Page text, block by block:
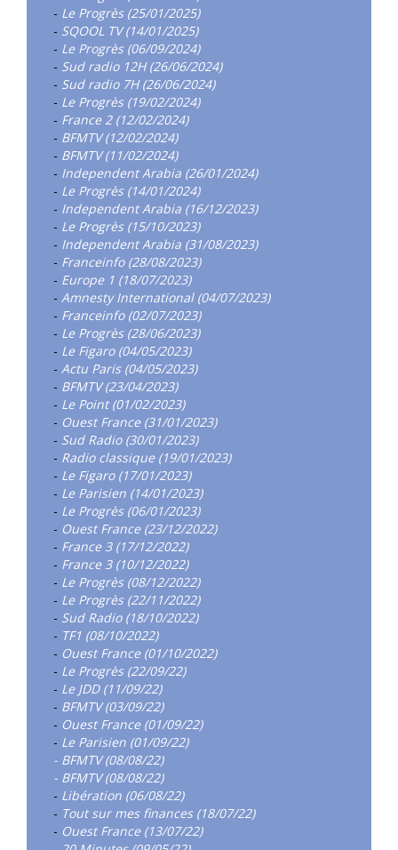
- Le Progrès (25/01/2025)
- SQOOL TV (14/01/2025)
- Le Progrès (06/09/2024)
- Sud radio 12H (26/06/2024)
- Sud radio 7H (26/06/2024)
- Le Progrès (19/02/2024)
- France 2 (12/02/2024)
- BFMTV (12/02/2024)
- BFMTV (11/02/2024)
- Independent Arabia (26/01/2024)
- Le Progrès (14/01/2024)
- Independent Arabia (16/12/2023)
- Le Progrès (15/10/2023)
- Independent Arabia (31/08/2023)
- Franceinfo (28/08/2023)
- Europe 1 (18/07/2023)
- Amnesty International (04/07/2023)
- Franceinfo (02/07/2023)
- Le Progrès (28/06/2023)
- Le Figaro (04/05/2023)
- Actu Paris (04/05/2023)
- BFMTV (23/04/2023)
- Le Point (01/02/2023)
- Ouest France (31/01/2023)
- Sud Radio (30/01/2023)
- Radio classique (19/01/2023)
- Le Figaro (17/01/2023)
- Le Parisien (14/01/2023)
- Le Progrès (06/01/2023)
- Ouest France (23/12/2022)
- France 3 (17/12/2022)
- France 3 (10/12/2022)
- Le Progrès (08/12/2022)
- Le Progrès (22/11/2022)
- Sud Radio (18/10/2022)
- TF1 (08/10/2022)
- Ouest France (01/10/2022)
- Le Progrès (22/09/22)
- Le JDD (11/09/22)
- BFMTV (03/09/22)
- Ouest France (01/09/22)
- Le Parisien (01/09/22)
- BFMTV (08/08/22)
- BFMTV (08/08/22)
- Libération (06/08/22)
- Tout sur mes finances (18/07/22)
- Ouest France (13/07/22)